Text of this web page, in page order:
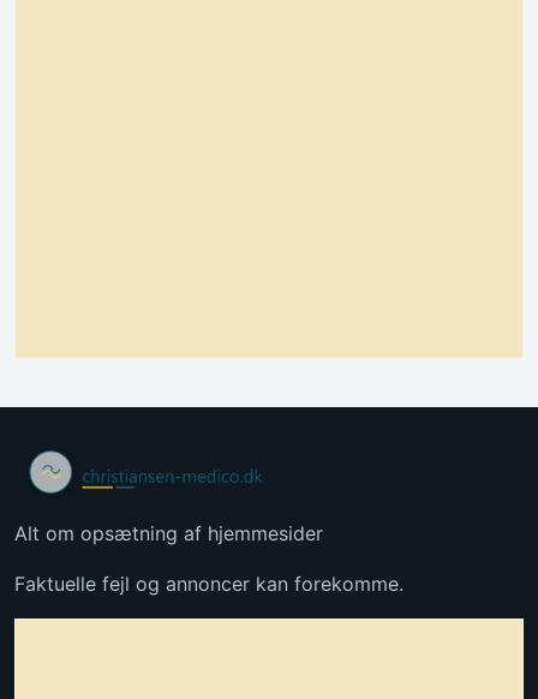
Alt om opsætning af hjemmesider
Faktuelle fejl og annoncer kan forekomme.